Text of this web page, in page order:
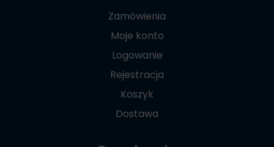
Zamówienia
Moje konto
Logowanie
Rejestracja
Koszyk
Dostawa